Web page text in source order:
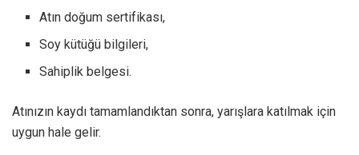
Atın doğum sertifikası,
Soy kütüğü bilgileri,
Sahiplik belgesi.
Atınızın kaydı tamamlandıktan sonra, yarışlara katılmak için
uygun hale gelir.